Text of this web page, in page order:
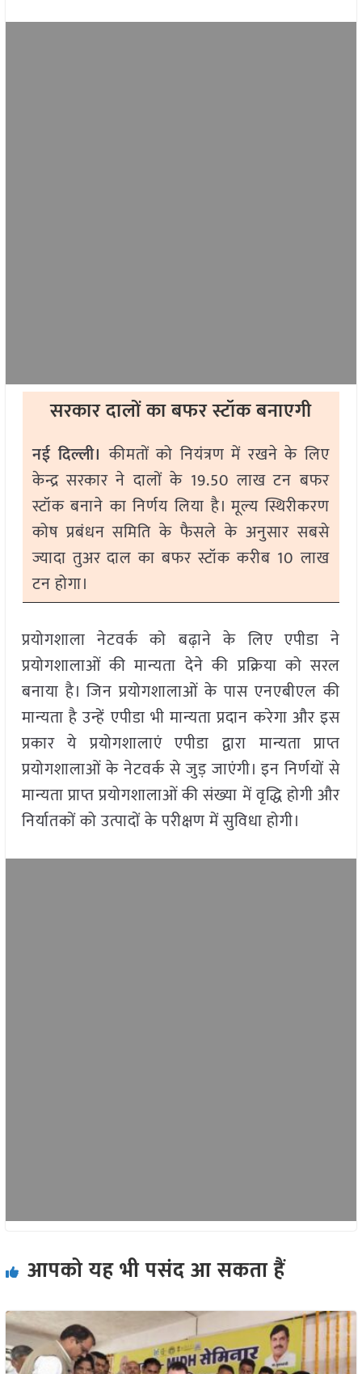
सरकार दालों का बफर स्टॉक बनाएगी
नई दिल्ली। कीमतों को नियंत्रण में रखने के लिए
केन्द्र सरकार ने दालों के 19.50 लाख टन बफर
स्टॉक बनाने का निर्णय लिया है। मूल्य स्थिरीकरण
कोष प्रबंधन समिति के फैसले के अनुसार सबसे
ज्यादा तुअर दाल का बफर स्टॉक करीब 10 लाख
टन होगा।
प्रयोगशाला नेटवर्क को बढ़ाने के लिए एपीडा ने
प्रयोगशालाओं की मान्यता देने की प्रक्रिया को सरल
बनाया है। जिन प्रयोगशालाओं के पास एनएबीएल की
मान्यता है उन्हें एपीडा भी मान्यता प्रदान करेगा और इस
प्रकार ये प्रयोगशालाएं एपीडा द्वारा मान्यता प्राप्त
प्रयोगशालाओं के नेटवर्क से जुड़ जाएंगी। इन निर्णयों से
मान्यता प्राप्त प्रयोगशालाओं की संख्या में वृद्धि होगी और
निर्यातकों को उत्पादों के परीक्षण में सुविधा होगी।
आपको यह भी पसंद आ सकता हैं